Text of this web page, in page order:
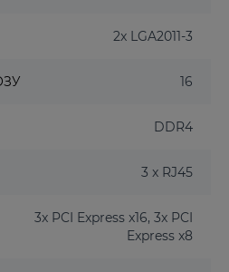
2x LGA2011-3
16
DDR4
3 x RJ45
3x PCI Express x16, 3x PCI
Express x8